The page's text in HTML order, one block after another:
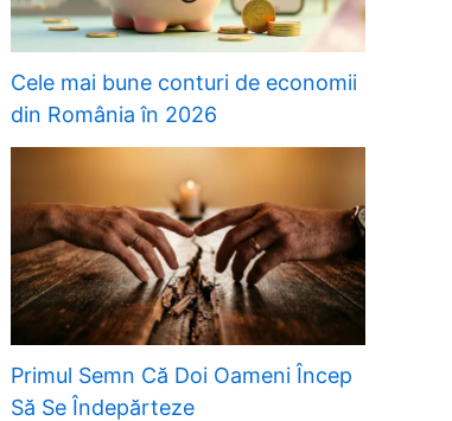
Cele mai bune conturi de economii
din România în 2026
Primul Semn Că Doi Oameni Încep
Să Se Îndepărteze